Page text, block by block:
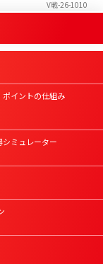
V戦-26-1010
体験版お申込み
ポイントの仕組み
シミュレーター